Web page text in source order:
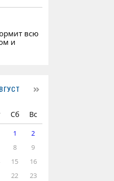
всю
и
Сб Вс
1
2
8
9
15
16
22 23